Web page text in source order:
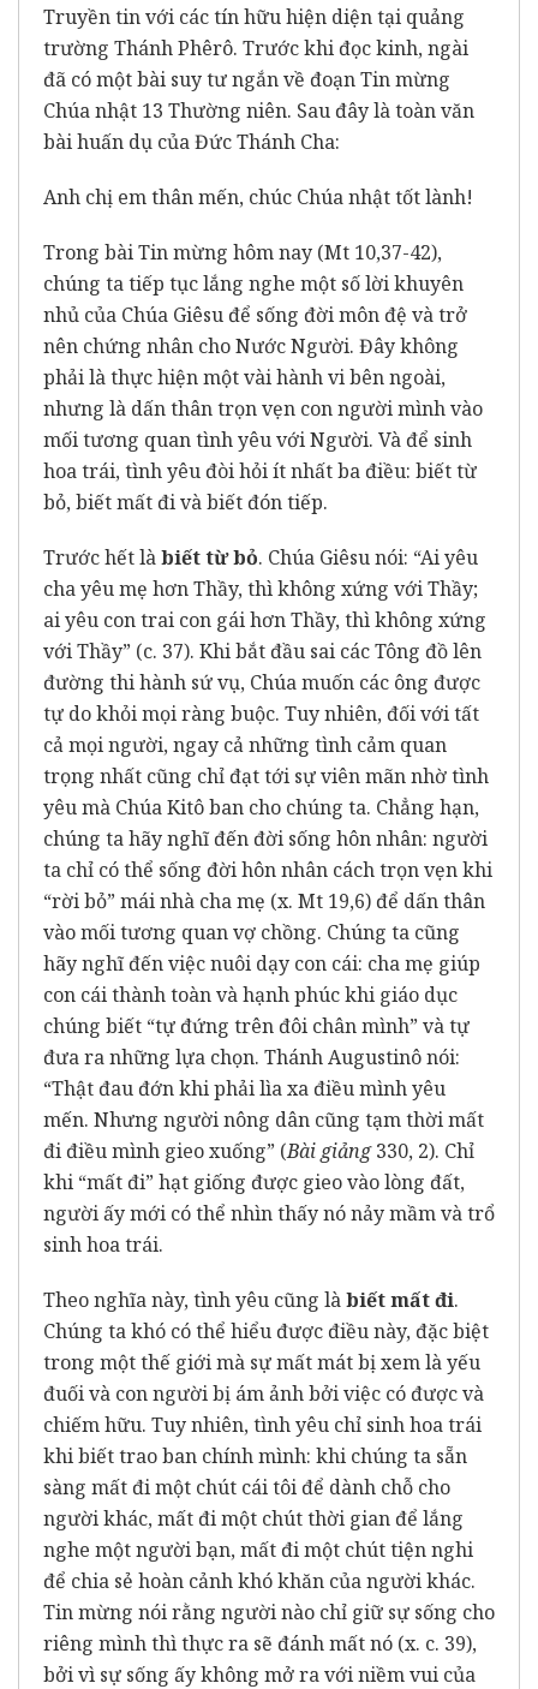
Truyền tin với các tín hữu hiện diện tại quảng
trường Thánh Phêrô. Trước khi đọc kinh, ngài
đã có một bài suy tư ngắn về đoạn Tin mừng
Chúa nhật 13 Thường niên. Sau đây là toàn văn
bài huấn dụ của Đức Thánh Cha:
Anh chị em thân mến, chúc Chúa nhật tốt lành!
Trong bài Tin mừng hôm nay (Mt 10,37-42),
chúng ta tiếp tục lắng nghe một số lời khuyên
nhủ của Chúa Giêsu để sống đời môn đệ và trở
nên chứng nhân cho Nước Người. Đây không
phải là thực hiện một vài hành vi bên ngoài,
nhưng là dấn thân trọn vẹn con người mình vào
mối tương quan tình yêu với Người. Và để sinh
hoa trái, tình yêu đòi hỏi ít nhất ba điều: biết từ
bỏ, biết mất đi và biết đón tiếp.
Trước hết làbiết từ bỏ. Chúa Giêsu nói: “Ai yêu
cha yêu mẹ hơn Thầy, thì không xứng với Thầy;
ai yêu con trai con gái hơn Thầy, thì không xứng
với Thầy” (c. 37). Khi bắt đầu sai các Tông đồ lên
đường thi hành sứ vụ, Chúa muốn các ông được
tự do khỏi mọi ràng buộc. Tuy nhiên, đối với tất
cả mọi người, ngay cả những tình cảm quan
trọng nhất cũng chỉ đạt tới sự viên mãn nhờ tình
yêu mà Chúa Kitô ban cho chúng ta. Chẳng hạn,
chúng ta hãy nghĩ đến đời sống hôn nhân: người
ta chỉ có thể sống đời hôn nhân cách trọn vẹn khi
“rời bỏ” mái nhà cha mẹ (x. Mt 19,6) để dấn thân
vào mối tương quan vợ chồng. Chúng ta cũng
hãy nghĩ đến việc nuôi dạy con cái: cha mẹ giúp
con cái thành toàn và hạnh phúc khi giáo dục
chúng biết “tự đứng trên đôi chân mình” và tự
đưa ra những lựa chọn. Thánh Augustinô nói:
“Thật đau đớn khi phải lìa xa điều mình yêu
mến. Nhưng người nông dân cũng tạm thời mất
đi điều mình gieo xuống” (Bài giảng330, 2). Chỉ
khi “mất đi” hạt giống được gieo vào lòng đất,
người ấy mới có thể nhìn thấy nó nảy mầm và trổ
sinh hoa trái.
Theo nghĩa này, tình yêu cũng làbiết mất đi.
Chúng ta khó có thể hiểu được điều này, đặc biệt
trong một thế giới mà sự mất mát bị xem là yếu
đuối và con người bị ám ảnh bởi việc có được và
chiếm hữu. Tuy nhiên, tình yêu chỉ sinh hoa trái
khi biết trao ban chính mình: khi chúng ta sẵn
sàng mất đi một chút cái tôi để dành chỗ cho
người khác, mất đi một chút thời gian để lắng
nghe một người bạn, mất đi một chút tiện nghi
để chia sẻ hoàn cảnh khó khăn của người khác.
Tin mừng nói rằng người nào chỉ giữ sự sống cho
riêng mình thì thực ra sẽ đánh mất nó (x. c. 39),
bởi vì sự sống ấy không mở ra với niềm vui của